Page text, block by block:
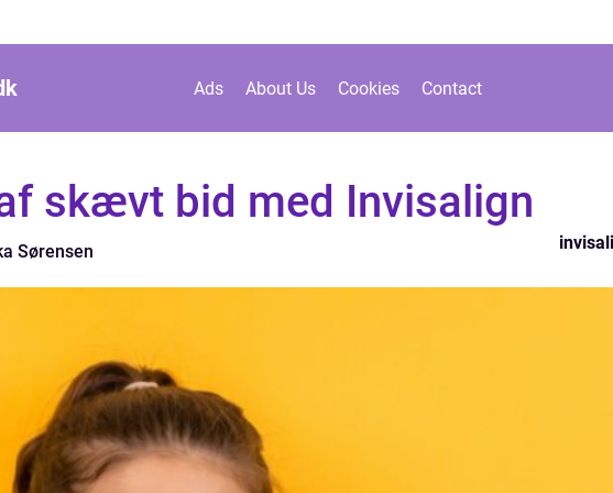
Ads About Us Cookies Contact
skævt bid med Invisalign
Sørensen